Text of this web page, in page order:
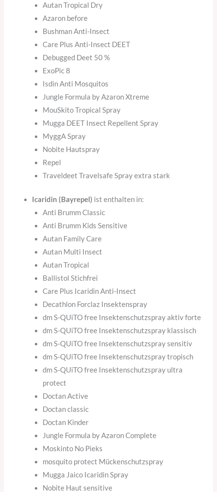
Autan Tropical Dry
Azaron before
Bushman Anti-Insect
Care Plus Anti-Insect DEET
Debugged Deet 50 %
ExoPic 8
Isdin Anti Mosquitos
Jungle Formula by Azaron Xtreme
MouSkito Tropical Spray
Mugga DEET Insect Repellent Spray
MyggA Spray
Nobite Hautspray
Repel
Traveldeet Travelsafe Spray extra stark
Icaridin (Bayrepel) ist enthalten in:
Anti Brumm Classic
Anti Brumm Kids Sensitive
Autan Family Care
Autan Multi Insect
Autan Tropical
Ballistol Stichfrei
Care Plus Icaridin Anti-Insect
Decathlon Forclaz Insektenspray
dm S-QUiTO free Insektenschutzspray aktiv forte
dm S-QUiTO free Insektenschutzspray klassisch
dm S-QUiTO free Insektenschutzspray sensitiv
dm S-QUiTO free Insektenschutzspray tropisch
dm S-QUiTO free Insektenschutzspray ultra
protect
Doctan Active
Doctan classic
Doctan Kinder
Jungle Formula by Azaron Complete
Moskinto No Pieks
mosquito protect Mückenschutzspray
Mugga Jaico Icaridin Spray
Nobite Haut sensitive